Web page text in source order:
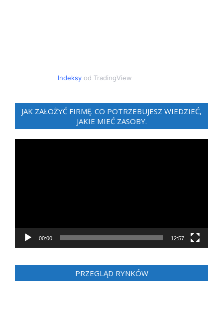
Indeksyod TradingView
JAK ZAŁOŻYĆ FIRMĘ. CO POTRZEBUJESZ WIEDZIEĆ,
JAKIE MIEĆ ZASOBY.
00:00 12:57
PRZEGLĄD RYNKÓW